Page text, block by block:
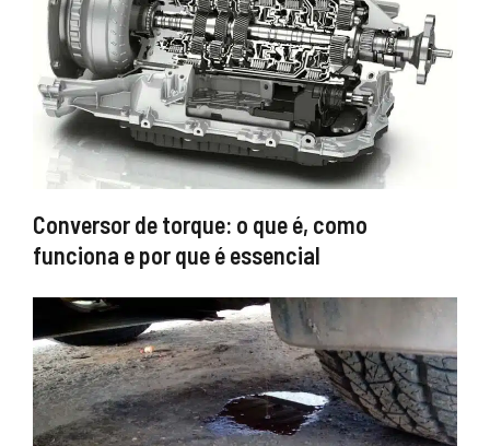
Conversor de torque: o que é, como
funciona e por que é essencial